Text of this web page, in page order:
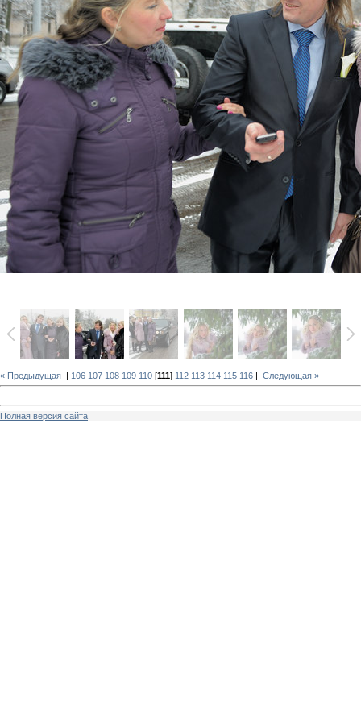
« Предыдущая 106 107 108 109 110 [111] 112 113 114 115 116 Следующая »
Полная версия сайта